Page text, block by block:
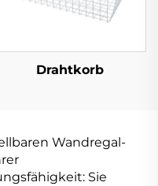
Drahtkorb
Wandregal-
Sie